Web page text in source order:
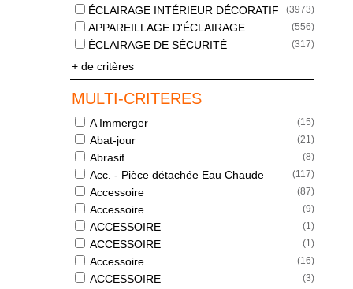
ÉCLAIRAGE INTÉRIEUR DÉCORATIF (3973)
APPAREILLAGE D'ÉCLAIRAGE (556)
ÉCLAIRAGE DE SÉCURITÉ (317)
+ de critères
MULTI-CRITERES
A Immerger (15)
Abat-jour (21)
Abrasif (8)
Acc. - Pièce détachée Eau Chaude (117)
Accessoire (87)
Accessoire (9)
ACCESSOIRE (1)
ACCESSOIRE (1)
Accessoire (16)
ACCESSOIRE (3)